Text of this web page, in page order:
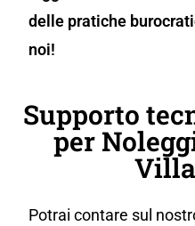
delle pratiche
noi!
Supporto
per
Potrai contare sul